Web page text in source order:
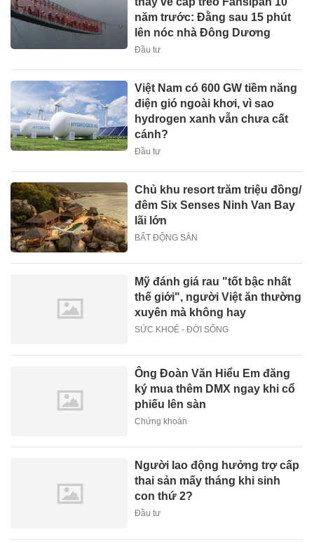
năm trước: Đằng sau 15 phút
lên nóc nhà Đông Dương
Đầu tư
Việt Nam có 600 GW tiềm năng
điện gió ngoài khơi, vì sao
hydrogen xanh vẫn chưa cất
cánh?
Đầu tư
Chủ khu resort trăm triệu đồng/
đêm Six Senses Ninh Van Bay
lãi lớn
BẤT ĐỘNG SẢN
Mỹ đánh giá rau "tốt bậc nhất
thế giới", người Việt ăn thường
xuyên mà không hay
SỨC KHOẺ - ĐỜI SỐNG
Ông Đoàn Văn Hiểu Em đăng
ký mua thêm DMX ngay khi cổ
phiếu lên sàn
Chứng khoán
Người lao động hưởng trợ cấp
thai sản mấy tháng khi sinh
con thứ 2?
Đầu tư